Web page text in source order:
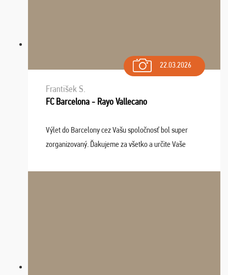
22.03.2026
František S.
FC Barcelona - Rayo Vallecano
Výlet do Barcelony cez Vašu spoločnosť bol super
zorganizovaný. Ďakujeme za všetko a určite Vaše